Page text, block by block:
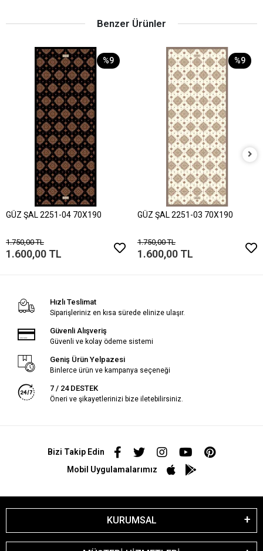
Benzer Ürünler
%9
GÜZ ŞAL 2251-04 70X190
1.750,00 TL
1.600,00 TL
%9
GÜZ ŞAL 2251-03 70X190
1.750,00 TL
1.600,00 TL
Hızlı Teslimat
Siparişleriniz en kısa sürede elinize ulaşır.
Güvenli Alışveriş
Güvenli ve kolay ödeme sistemi
Geniş Ürün Yelpazesi
Binlerce ürün ve kampanya seçeneği
7 / 24 DESTEK
Öneri ve şikayetlerinizi bize iletebilirsiniz.
Bizi Takip Edin
Mobil Uygulamalarımız
KURUMSAL